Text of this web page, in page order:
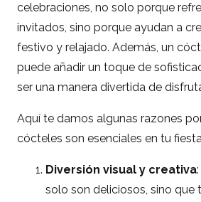
celebraciones, no solo porque
invitados, sino porque ayudan a
festivo y relajado. Además, un
puede añadir un toque de
ser una manera divertida de
Aquí te damos algunas razones
cócteles son esenciales en tu
Diversión visual y creativa
solo son deliciosos, sino que